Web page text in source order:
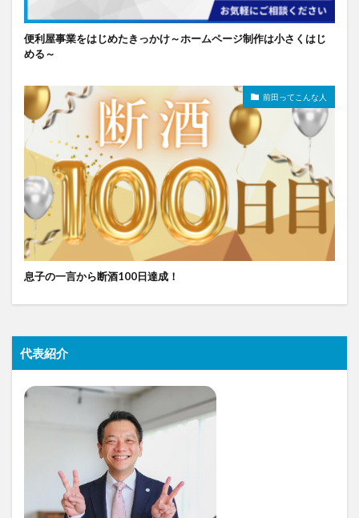
便利屋事業をはじめたきっかけ～ホームページ制作は小さくはじ
める～
前田ってこんな人
息子の一言から断酒100日達成！
代表紹介